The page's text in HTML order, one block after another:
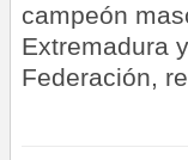
campeón
Extremadura
Federación,